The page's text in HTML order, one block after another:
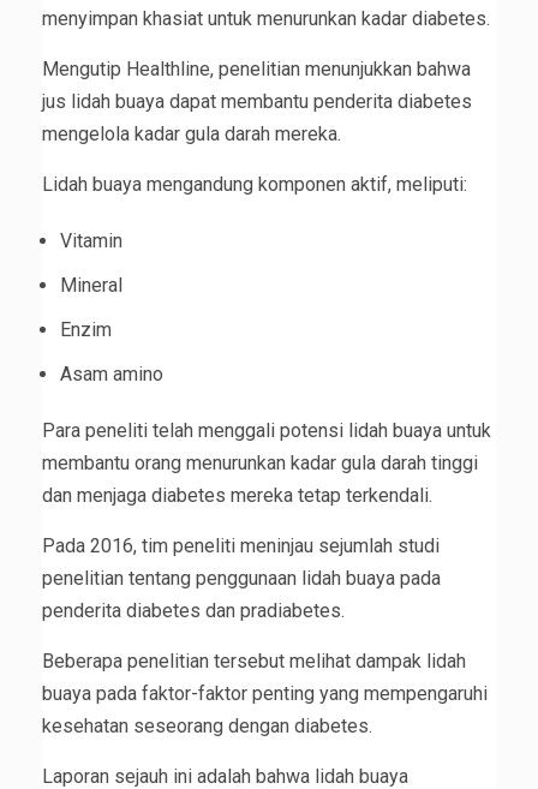
menyimpan khasiat untuk menurunkan kadar diabetes.
Mengutip Healthline, penelitian menunjukkan bahwa
jus lidah buaya dapat membantu penderita diabetes
mengelola kadar gula darah mereka.
Lidah buaya mengandung komponen aktif, meliputi:
Vitamin
Mineral
Enzim
Asam amino
Para peneliti telah menggali potensi lidah buaya untuk
membantu orang menurunkan kadar gula darah tinggi
dan menjaga diabetes mereka tetap terkendali.
Pada 2016, tim peneliti meninjau sejumlah studi
penelitian tentang penggunaan lidah buaya pada
penderita diabetes dan pradiabetes.
Beberapa penelitian tersebut melihat dampak lidah
buaya pada faktor-faktor penting yang mempengaruhi
kesehatan seseorang dengan diabetes.
Laporan sejauh ini adalah bahwa lidah buaya